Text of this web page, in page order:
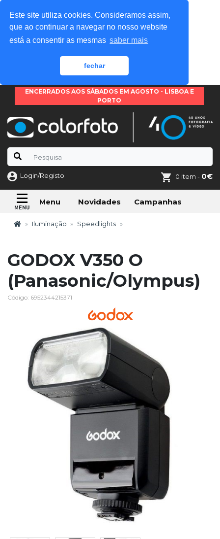
Este site utiliza cookies. Consideramos assim,
que ao continuar a navegar no nosso website
está a consentir as mesmas saber mais
fechar
ENCERRADOS AOS SÁBADOS EM AGOSTO - LISBOA E
PORTO
Login/Registo 0 item - 0€
Menu Novidades Campanhas
Iluminação Speedlights
GODOX V350 O
(Panasonic/Olympus)
Código: 6952344215371